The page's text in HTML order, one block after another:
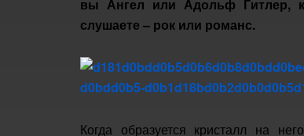
вы Ангел или Адольф Гитлер,
слушаете – рок или романс.
Когда образуется кристалл на